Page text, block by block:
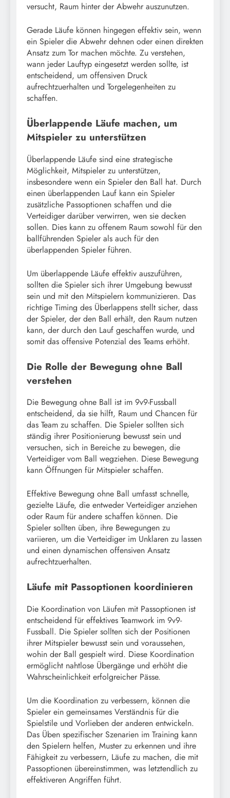
versucht, Raum hinter der Abwehr auszunutzen.
Gerade Läufe können hingegen effektiv sein, wenn
ein Spieler die Abwehr dehnen oder einen direkten
Ansatz zum Tor machen möchte. Zu verstehen,
wann jeder Lauftyp eingesetzt werden sollte, ist
entscheidend, um offensiven Druck
aufrechtzuerhalten und Torgelegenheiten zu
schaffen.
Überlappende Läufe machen, um
Mitspieler zu unterstützen
Überlappende Läufe sind eine strategische
Möglichkeit, Mitspieler zu unterstützen,
insbesondere wenn ein Spieler den Ball hat. Durch
einen überlappenden Lauf kann ein Spieler
zusätzliche Passoptionen schaffen und die
Verteidiger darüber verwirren, wen sie decken
sollen. Dies kann zu offenem Raum sowohl für den
ballführenden Spieler als auch für den
überlappenden Spieler führen.
Um überlappende Läufe effektiv auszuführen,
sollten die Spieler sich ihrer Umgebung bewusst
sein und mit den Mitspielern kommunizieren. Das
richtige Timing des Überlappens stellt sicher, dass
der Spieler, der den Ball erhält, den Raum nutzen
kann, der durch den Lauf geschaffen wurde, und
somit das offensive Potenzial des Teams erhöht.
Die Rolle der Bewegung ohne Ball
verstehen
Die Bewegung ohne Ball ist im 9v9-Fussball
entscheidend, da sie hilft, Raum und Chancen für
das Team zu schaffen. Die Spieler sollten sich
ständig ihrer Positionierung bewusst sein und
versuchen, sich in Bereiche zu bewegen, die
Verteidiger vom Ball wegziehen. Diese Bewegung
kann Öffnungen für Mitspieler schaffen.
Effektive Bewegung ohne Ball umfasst schnelle,
gezielte Läufe, die entweder Verteidiger anziehen
oder Raum für andere schaffen können. Die
Spieler sollten üben, ihre Bewegungen zu
variieren, um die Verteidiger im Unklaren zu lassen
und einen dynamischen offensiven Ansatz
aufrechtzuerhalten.
Läufe mit Passoptionen koordinieren
Die Koordination von Läufen mit Passoptionen ist
entscheidend für effektives Teamwork im 9v9-
Fussball. Die Spieler sollten sich der Positionen
ihrer Mitspieler bewusst sein und voraussehen,
wohin der Ball gespielt wird. Diese Koordination
ermöglicht nahtlose Übergänge und erhöht die
Wahrscheinlichkeit erfolgreicher Pässe.
Um die Koordination zu verbessern, können die
Spieler ein gemeinsames Verständnis für die
Spielstile und Vorlieben der anderen entwickeln.
Das Üben spezifischer Szenarien im Training kann
den Spielern helfen, Muster zu erkennen und ihre
Fähigkeit zu verbessern, Läufe zu machen, die mit
Passoptionen übereinstimmen, was letztendlich zu
effektiveren Angriffen führt.